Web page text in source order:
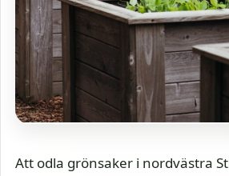
Att odla grönsaker i nordvästra